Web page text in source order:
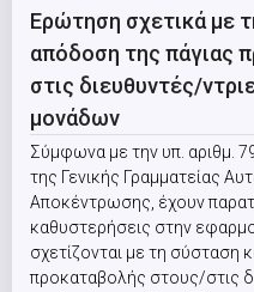
Ερώτηση σχετικά με
απόδοση της πάγιας
στις διευθυντές/
μονάδων
Σύμφωνα με την υπ. αριθμ.
της Γενικής Γραμματείας
Αποκέντρωσης, έχουν
καθυστερήσεις στην
σχετίζονται με τη σύσταση
προκαταβολής στους/στις